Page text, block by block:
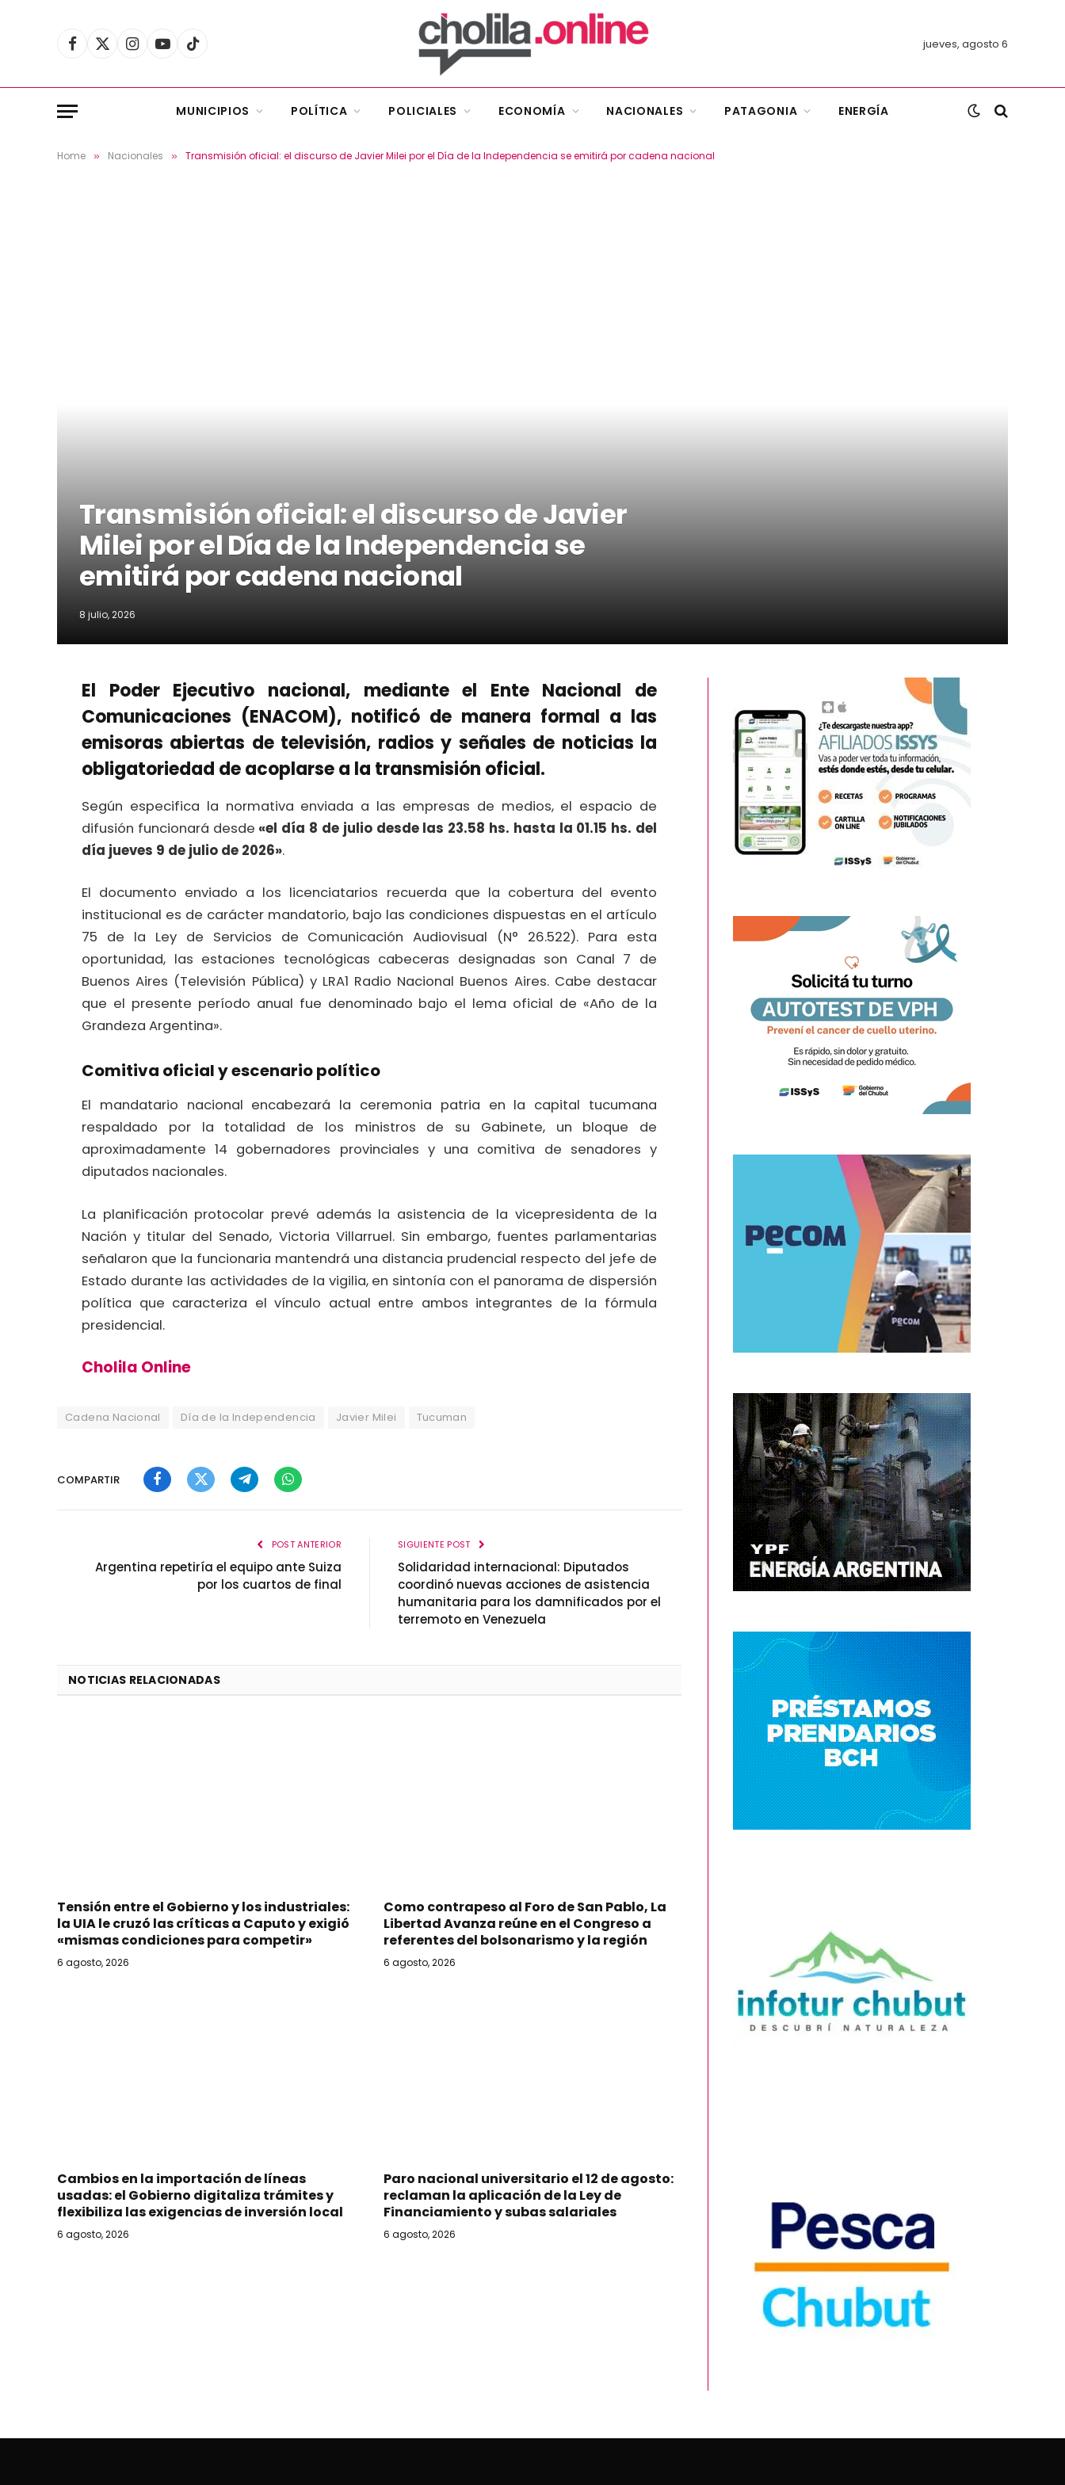
Facebook
X
Instagram
YouTubeTikTok jueves, agosto 6
MUNICIPIOS POLÍTICA POLICIALES ECONOMÍA NACIONALES PATAGONIA ENERGÍA
Home » Nacionales » Transmisión oficial: el discurso de Javier Milei por el Día de la Independencia se emitirá por cadena nacional
Transmisión oficial: el discurso de Javier
Milei por el Día de la Independencia se
emitirá por cadena nacional
8 julio, 2026
El Poder Ejecutivo nacional, mediante el Ente Nacional de
Comunicaciones (ENACOM), notificó de manera formal a las
emisoras abiertas de televisión, radios y señales de noticias la
obligatoriedad de acoplarse a la transmisión oficial.
Según especifica la normativa enviada a las empresas de medios, el espacio de
difusión funcionará desde «el día 8 de julio desde las 23.58 hs. hasta la 01.15 hs. del
día jueves 9 de julio de 2026».
El documento enviado a los licenciatarios recuerda que la cobertura del evento
institucional es de carácter mandatorio, bajo las condiciones dispuestas en el artículo
75 de la Ley de Servicios de Comunicación Audiovisual (N° 26.522). Para esta
oportunidad, las estaciones tecnológicas cabeceras designadas son Canal 7 de
Buenos Aires (Televisión Pública) y LRA1 Radio Nacional Buenos Aires. Cabe destacar
que el presente período anual fue denominado bajo el lema oficial de «Año de la
Grandeza Argentina».
Comitiva oficial y escenario político
El mandatario nacional encabezará la ceremonia patria en la capital tucumana
respaldado por la totalidad de los ministros de su Gabinete, un bloque de
aproximadamente 14 gobernadores provinciales y una comitiva de senadores y
diputados nacionales.
La planificación protocolar prevé además la asistencia de la vicepresidenta de la
Nación y titular del Senado, Victoria Villarruel. Sin embargo, fuentes parlamentarias
señalaron que la funcionaria mantendrá una distancia prudencial respecto del jefe de
Estado durante las actividades de la vigilia, en sintonía con el panorama de dispersión
política que caracteriza el vínculo actual entre ambos integrantes de la fórmula
presidencial.
Cholila Online
Cadena Nacional Día de la Independencia Javier Milei Tucuman
COMPARTIR
FacebookTwitterTelegramWhatsApp
POST ANTERIOR
Argentina repetiría el equipo ante Suiza
por los cuartos de final
SIGUIENTE POST
Solidaridad internacional: Diputados
coordinó nuevas acciones de asistencia
humanitaria para los damnificados por el
terremoto en Venezuela
NOTICIAS RELACIONADAS
Tensión entre el Gobierno y los industriales:
la UIA le cruzó las críticas a Caputo y exigió
«mismas condiciones para competir»
6 agosto, 2026
Como contrapeso al Foro de San Pablo, La
Libertad Avanza reúne en el Congreso a
referentes del bolsonarismo y la región
6 agosto, 2026
Cambios en la importación de líneas
usadas: el Gobierno digitaliza trámites y
flexibiliza las exigencias de inversión local
6 agosto, 2026
Paro nacional universitario el 12 de agosto:
reclaman la aplicación de la Ley de
Financiamiento y subas salariales
6 agosto, 2026